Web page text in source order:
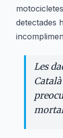
detectades
Les